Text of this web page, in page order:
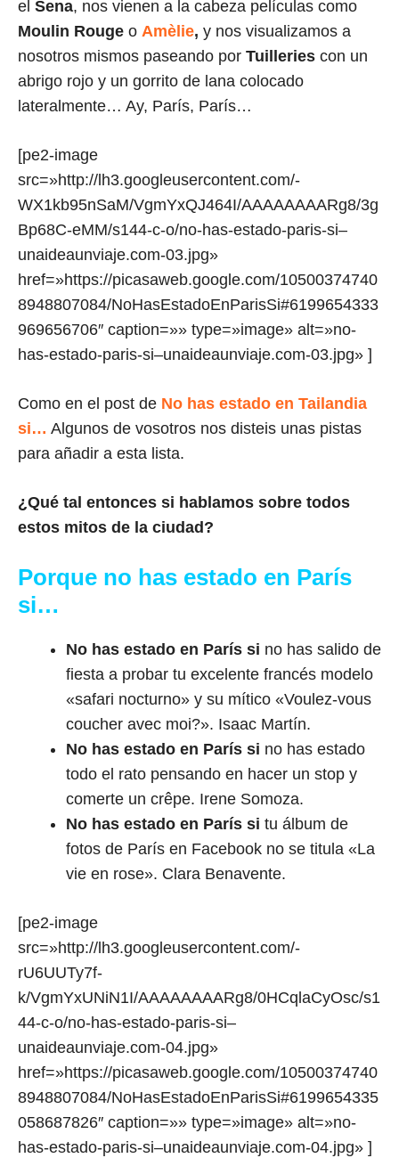
el Sena, nos vienen a la cabeza películas como
Moulin Rouge o Amèlie, y nos visualizamos a
nosotros mismos paseando por Tuilleries con un
abrigo rojo y un gorrito de lana colocado
lateralmente… Ay, París, París…
[pe2-image
src=»http://lh3.googleusercontent.com/-
WX1kb95nSaM/VgmYxQJ464I/AAAAAAAARg8/3g
Bp68C-eMM/s144-c-o/no-has-estado-paris-si–
unaideaunviaje.com-03.jpg»
href=»https://picasaweb.google.com/10500374740
8948807084/NoHasEstadoEnParisSi#6199654333
969656706″ caption=»» type=»image» alt=»no-
has-estado-paris-si–unaideaunviaje.com-03.jpg» ]
Como en el post de No has estado en Tailandia
si… Algunos de vosotros nos disteis unas pistas
para añadir a esta lista.
¿Qué tal entonces si hablamos sobre todos
estos mitos de la ciudad?
Porque no has estado en París
si…
No has estado en París si no has salido de
fiesta a probar tu excelente francés modelo
«safari nocturno» y su mítico «Voulez-vous
coucher avec moi?». Isaac Martín.
No has estado en París si no has estado
todo el rato pensando en hacer un stop y
comerte un crêpe. Irene Somoza.
No has estado en París si tu álbum de
fotos de París en Facebook no se titula «La
vie en rose». Clara Benavente.
[pe2-image
src=»http://lh3.googleusercontent.com/-
rU6UUTy7f-
k/VgmYxUNiN1I/AAAAAAAARg8/0HCqlaCyOsc/s1
44-c-o/no-has-estado-paris-si–
unaideaunviaje.com-04.jpg»
href=»https://picasaweb.google.com/10500374740
8948807084/NoHasEstadoEnParisSi#6199654335
058687826″ caption=»» type=»image» alt=»no-
has-estado-paris-si–unaideaunviaje.com-04.jpg» ]